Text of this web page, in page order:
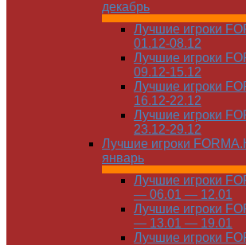
декабрь
Лучшие игроки
01.12-08.12
Лучшие игроки
09.12-15.12
Лучшие игроки
16.12-22.12
Лучшие игроки
23.12-29.12
Лучшие игроки
январь
Лучшие игроки
— 06.01 — 12.01
Лучшие игроки
— 13.01 — 19.01
Лучшие игроки